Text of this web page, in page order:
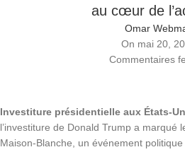
au cœur de
Omar
On mai 20,
Commentaires
Investiture présidentielle aux États-
l’investiture de Donald Trump a marqué
Maison-Blanche, un événement